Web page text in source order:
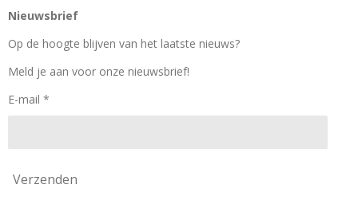
e
o
k
t
g
a
k
Nieuwsbrief
Op de hoogte blijven van het laatste nieuws?
Meld je aan voor onze nieuwsbrief!
E-mail *
Verzenden